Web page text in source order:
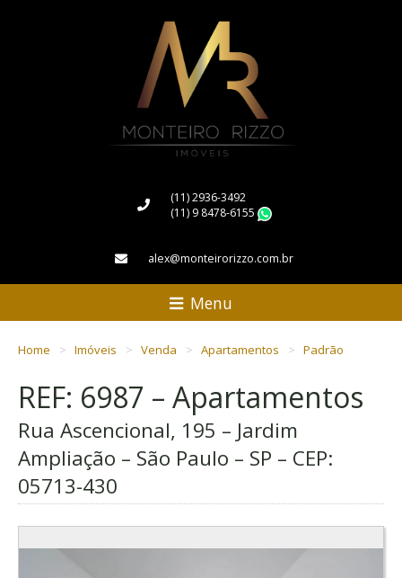
(11) 2936-3492
(11) 9 8478-6155
alex@monteirorizzo.com.br
Menu
Home Imóveis Venda Apartamentos Padrão
REF: 6987 – Apartamentos
Rua Ascencional, 195 – Jardim
Ampliação – São Paulo – SP – CEP:
05713-430